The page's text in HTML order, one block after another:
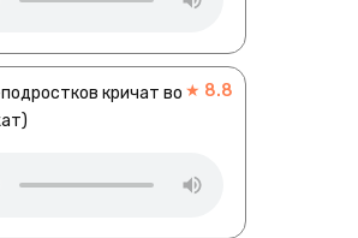
кричат во ★ 8.8